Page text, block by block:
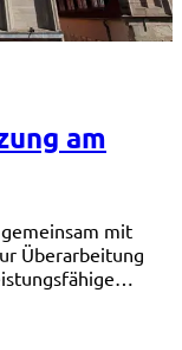
am
mit
Überarbeitung
Mobilitätswende
am 01.07.2026